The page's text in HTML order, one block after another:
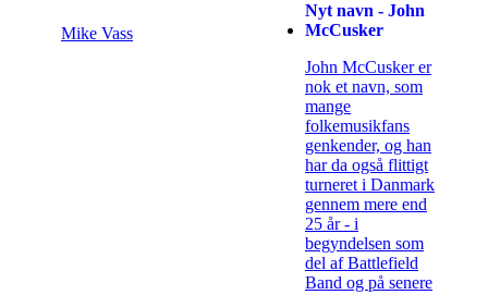
Mike Vass
Nyt navn - John
McCusker
John McCusker er
nok et navn, som
mange
folkemusikfans
genkender, og han
har da også flittigt
turneret i Danmark
gennem mere end
25 år - i
begyndelsen som
del af Battlefield
Band og på senere